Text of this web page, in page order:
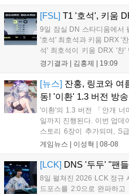
[FSL] T1 '호석', 키움
9일 잠실 DN 스타디움에서
'호석' 최호석과 키움 DRX '
석' 최호석이 키움 DRX '찬'
진출했고, '찬'은 탈락하고
경기결과 | 김홍제 | 19:09
[뉴스] 잔홍, 링코와 여
동! '이환' 1.3 버전 방
'이환'의 1.3 버전 「안개 너
일까지 진행된다. 이번 업데
스토리 6장이 추가되며, S
등장한다. 여름 시즌을 맞아
의성도 강화된다. 8월 11일
게임뉴스 | 이성혁 | 08-08
[LCK] DNS '두두' "팬
8일 펼쳐진 2026 LCK 정규
드포스를 2:0으로 완파하